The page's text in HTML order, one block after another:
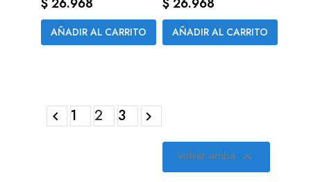
$ 26.968
AÑADIR AL CARRITO
$ 26.968
AÑADIR AL CARRITO
 1 2 3 
Volver arriba 